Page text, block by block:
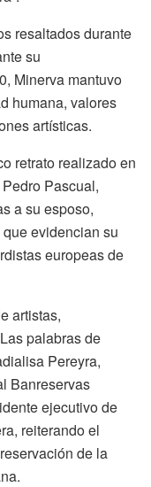
resaltados durante
su
Minerva mantuvo
humana, valores
artísticas.
retrato realizado en
Pascual,
a su esposo,
evidencian su
europeas de
artistas,
palabras de
Pereyra,
Banreservas
ejecutivo de
reiterando el
de la